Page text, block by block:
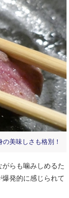
美味しさも格別！
らも噛みしめるた
発的に感じられて